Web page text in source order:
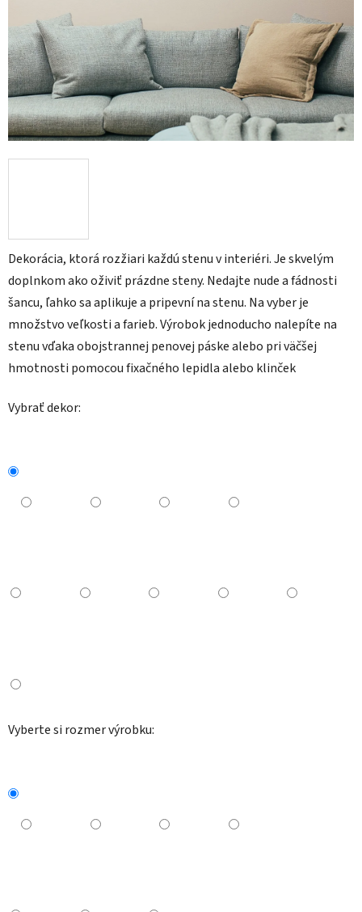
Dekorácia, ktorá rozžiari každú stenu v interiéri. Je skvelým
doplnkom ako oživiť prázdne steny. Nedajte nude a fádnosti
šancu, ľahko sa aplikuje a pripevní na stenu. Na vyber je
množstvo veľkosti a farieb. Výrobok jednoducho nalepíte na
stenu vďaka obojstrannej penovej páske alebo pri väčšej
hmotnosti pomocou fixačného lepidla alebo klinček
Vybrať dekor:
Vyberte si rozmer výrobku: